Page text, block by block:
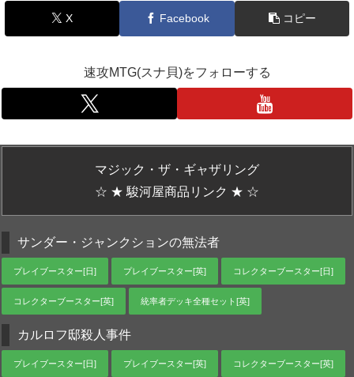
X Facebook コピー
速攻MTG(スナ貝)をフォローする
マジック・ザ・ギャザリング
☆ ★ 駿河屋商品リンク ★ ☆
サンダー・ジャンクションの無法者
プレイブースター[日] プレイブースター[英] コレクターブースター[日]
コレクターブースター[英] 統率者デッキ全種セット[英]
カルロフ邸殺人事件
プレイブースター[日] プレイブースター[英] コレクターブースター[英]